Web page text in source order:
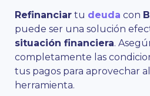
Refinanciar tu deuda con
puede ser una solución
situación financiera.
completamente las
tus pagos para aprovechar
herramienta.